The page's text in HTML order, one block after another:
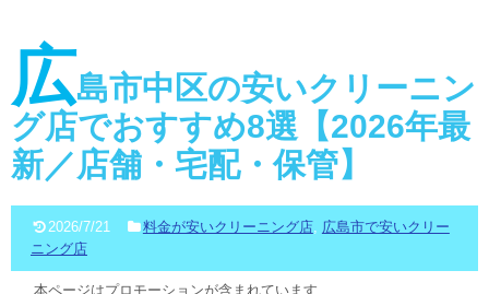
広島市中区の安いクリーニン
グ店でおすすめ8選【2026年最
新／店舗・宅配・保管】
2026/7/21 料金が安いクリーニング店, 広島市で安いクリー
ニング店
本ページはプロモーションが含まれています